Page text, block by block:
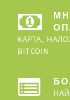
КАРТА,
BITCOIN